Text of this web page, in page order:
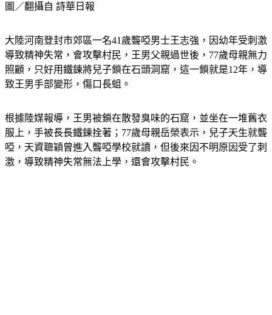
圖／翻攝自 詩華日報
大陸河南登封市郊區一名41歲聾啞男士王志強，因幼年受刺激
導致精神失常，會攻擊村民，王男父親過世後，77歲母親無力
照顧，只好用鐵鍊將兒子鎖在石頭洞窟，這一鎖就是12年，導
致王男手部變形，傷口長蛆。
根據陸媒報導，王男被鎖在散發臭味的石窟，並坐在一堆舊衣
服上，手被長長鐵鍊拴著；77歲母親岳榮表示，兒子天生就聾
啞，天資聰穎曾進入聾啞學校就讀，但後來因不明原因受了刺
激，導致精神失常無法上學，還會攻擊村民。